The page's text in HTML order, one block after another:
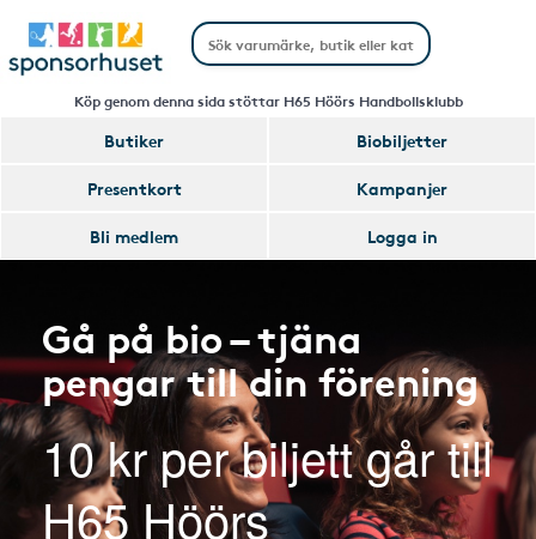
Köp genom denna sida stöttar H65 Höörs Handbollsklubb
Butiker
Biobiljetter
Presentkort
Kampanjer
Bli medlem
Logga in
Gå på bio – tjäna
pengar till din förening
10 kr per biljett går till
H65 Höörs